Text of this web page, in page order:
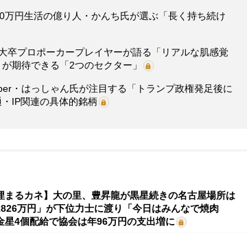
万円生活の億り人・かんち氏が選ぶ「長く持ち続け
卒プロポーカープレイヤーが語る「リアルな肌感覚
期待できる「2つのセクター」
・はっしゃん氏が注目する「トランプ政権発足後に
IP関連の具体的銘柄
まるカネ】大の里、豊昇龍が黒星続きの名古屋場所は
万円」が下位力士に渡り「今日はみんなで焼肉
4個配給で協会は年96万円の支出増に